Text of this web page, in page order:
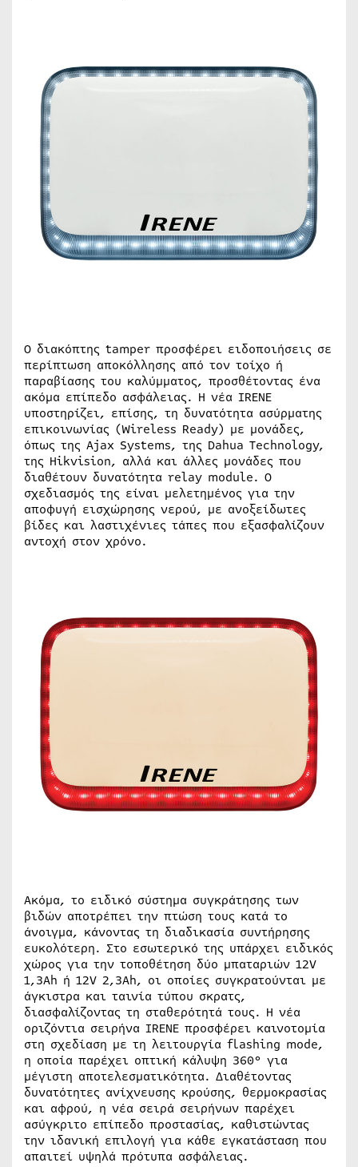
Ο διακόπτης tamper προσφέρει ειδοποιήσεις σε
περίπτωση αποκόλλησης από τον τοίχο ή
παραβίασης του καλύμματος, προσθέτοντας ένα
ακόμα επίπεδο ασφάλειας. Η νέα IRENE
υποστηρίζει, επίσης, τη δυνατότητα ασύρματης
επικοινωνίας (Wireless Ready) με μονάδες,
όπως της Ajax Systems, της Dahua Technology,
της Hikvision, αλλά και άλλες μονάδες που
διαθέτουν δυνατότητα relay module. Ο
σχεδιασμός της είναι μελετημένος για την
αποφυγή εισχώρησης νερού, με ανοξείδωτες
βίδες και λαστιχένιες τάπες που εξασφαλίζουν
αντοχή στον χρόνο.
Ακόμα, το ειδικό σύστημα συγκράτησης των
βιδών αποτρέπει την πτώση τους κατά το
άνοιγμα, κάνοντας τη διαδικασία συντήρησης
ευκολότερη. Στο εσωτερικό της υπάρχει ειδικός
χώρος για την τοποθέτηση δύο μπαταριών 12V
1,3Ah ή 12V 2,3Ah, οι οποίες συγκρατούνται με
άγκιστρα και ταινία τύπου σκρατς,
διασφαλίζοντας τη σταθερότητά τους. Η νέα
οριζόντια σειρήνα IRENE προσφέρει καινοτομία
στη σχεδίαση με τη λειτουργία flashing mode,
η οποία παρέχει οπτική κάλυψη 360° για
μέγιστη αποτελεσματικότητα. Διαθέτοντας
δυνατότητες ανίχνευσης κρούσης, θερμοκρασίας
και αφρού, η νέα σειρά σειρήνων παρέχει
ασύγκριτο επίπεδο προστασίας, καθιστώντας
την ιδανική επιλογή για κάθε εγκατάσταση που
απαιτεί υψηλά πρότυπα ασφάλειας.